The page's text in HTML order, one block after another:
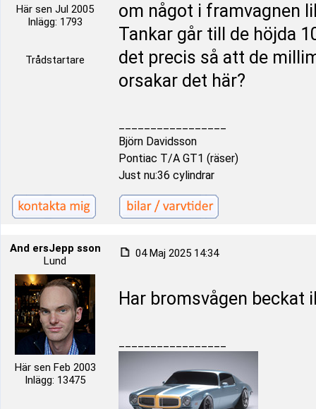
Här sen Jul 2005
Inlägg: 1793
Trådstartare
om något i framvagnen
Tankar går till de höjda
det precis så att de
orsakar det här?
Björn Davidsson
Pontiac T/A GT1 (räser)
Just nu:36 cylindrar
And ersJepp sson
Lund
Här sen Feb 2003
Inlägg: 13475
04 Maj 2025 14:34
Har bromsvågen beckat